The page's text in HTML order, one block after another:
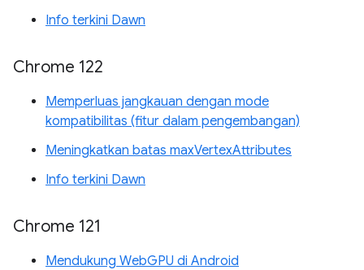
Info terkini Dawn
Chrome 122
Memperluas jangkauan dengan mode
kompatibilitas (fitur dalam pengembangan)
Meningkatkan batas maxVertexAttributes
Info terkini Dawn
Chrome 121
Mendukung WebGPU di Android